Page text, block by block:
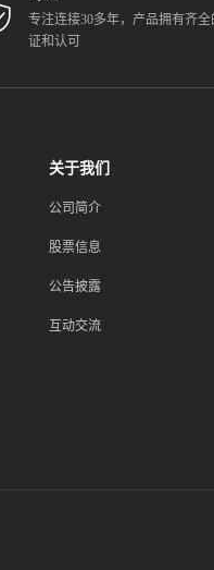
专注连接30多年，产品拥有齐全
证和认可
关于我们
公司简介
股票信息
公告披露
互动交流